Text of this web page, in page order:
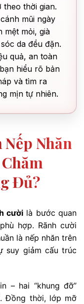
theo thời gian.
mũi ngày
mệt mỏi, già
da đều đặn.
quả, an toàn
hiểu rõ bản
và tìm ra
mịn tự nhiên.
Nếp Nhăn
Đủ?
cười là bước quan
hợp. Rãnh cười
là nếp nhăn trên
suy giảm cấu trúc
– hai “khung đỡ”
Đồng thời, lớp mỡ